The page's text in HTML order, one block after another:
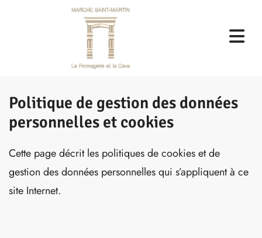
Politique de gestion des données
personnelles et cookies
Cette page décrit les politiques de cookies et de
gestion des données personnelles qui s’appliquent à ce
site Internet.